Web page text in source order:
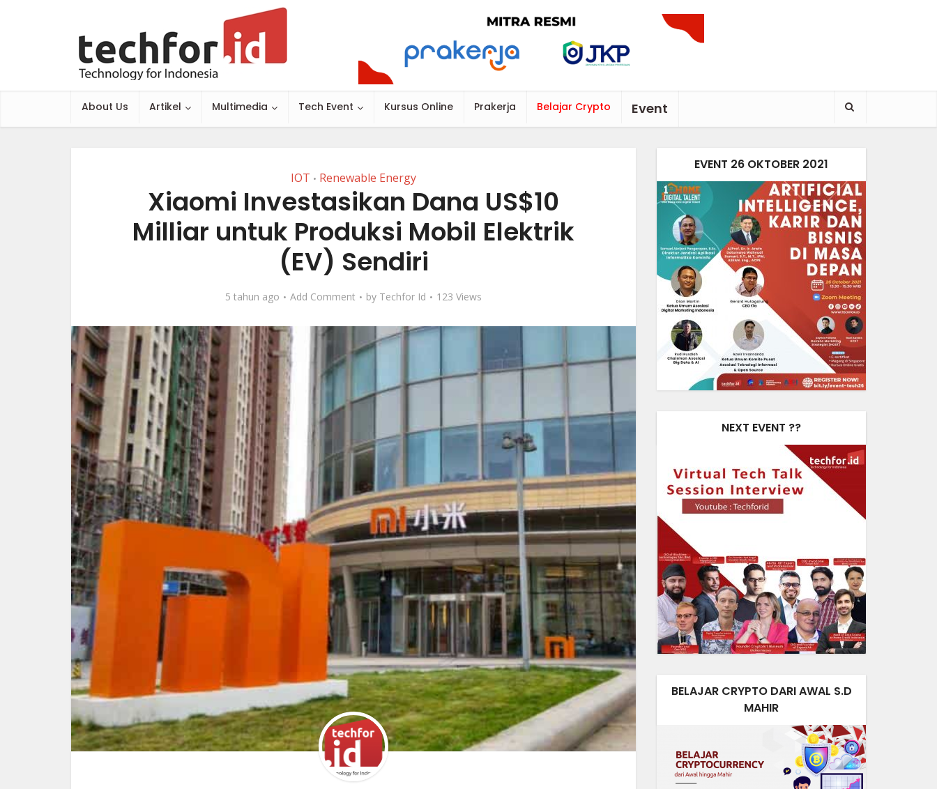
About Us Artikel Multimedia Tech Event Kursus Online Prakerja Belajar Crypto Event
IOT • Renewable Energy
Xiaomi Investasikan Dana US$10
Milliar untuk Produksi Mobil Elektrik
(EV) Sendiri
5 tahun ago Add Comment by Techfor Id 123 Views
EVENT 26 OKTOBER 2021
NEXT EVENT ??
BELAJAR CRYPTO DARI AWAL S.D
MAHIR